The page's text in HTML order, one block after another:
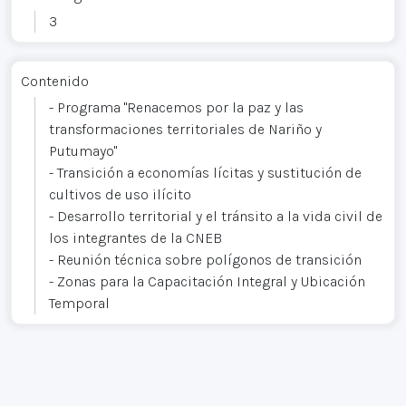
3
Contenido
- Programa "Renacemos por la paz y las
transformaciones territoriales de Nariño y
Putumayo"
- Transición a economías lícitas y sustitución de
cultivos de uso ilícito
- Desarrollo territorial y el tránsito a la vida civil de
los integrantes de la CNEB
- Reunión técnica sobre polígonos de transición
- Zonas para la Capacitación Integral y Ubicación
Temporal